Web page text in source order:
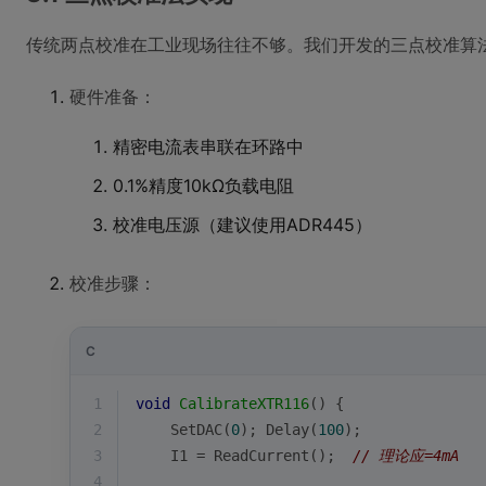
传统两点校准在工业现场往往不够。我们开发的三点校准算
硬件准备：
精密电流表串联在环路中
0.1%精度10kΩ负载电阻
校准电压源（建议使用ADR445）
校准步骤：
C
1 void CalibrateXTR116()
{
2
    SetDAC(
0); Delay(100);
3
    I1 = ReadCurrent();
// 理论应=4mA
4